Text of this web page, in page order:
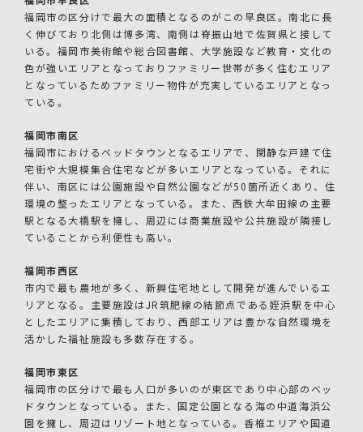
福岡市の区分けで最大の面積となるのがこの早良区。南北に長
く伸びており北側は博多湾、南側は脊振山地で佐賀県と接して
いる。福岡市美術館や総合図書館、大学施設など教育・文化の
色が強いエリアとなっておりファミリー世帯が多く住むエリア
となっているためファミリー物件が充実しているエリアとなっ
ている。
福岡市南区
福岡市におけるベッドタウンとなるエリアで、閑静な戸建て住
宅街や大規模集合住宅などが多いエリアとなっている。それに
伴い、南区には公園施設や自然公園などが50箇所近くあり、住
環境の整ったエリアとなっている。また、西鉄大牟田線の主要
駅となる大橋駅を擁し、周辺には商業施設や公共施設が隣接し
ていることから利便性も高い。
福岡市西区
市内で最も農地が多く、新興住宅地として開発が進んでいるエ
リアとなる。主要施設はJR筑肥線の結節点である姪浜駅を中心
としたエリアに集積しており、西部エリアは豊かな自然環境を
活かした福祉施設も多数存在する。
福岡市東区
福岡市の区分けで最も人口が多いのが東区であり中心部のベッ
ドタウンとなっている。また、国定公園となる海の中道海浜公
園を擁し、周辺はリゾート地となっている。香椎エリアや国道